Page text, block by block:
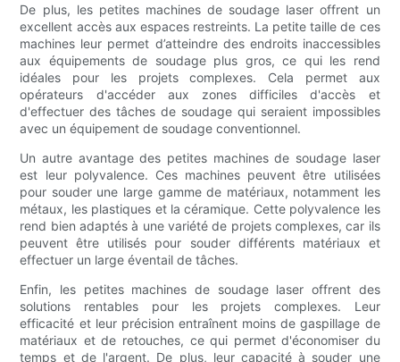
De plus, les petites machines de soudage laser offrent un
excellent accès aux espaces restreints. La petite taille de ces
machines leur permet d’atteindre des endroits inaccessibles
aux équipements de soudage plus gros, ce qui les rend
idéales pour les projets complexes. Cela permet aux
opérateurs d'accéder aux zones difficiles d'accès et
d'effectuer des tâches de soudage qui seraient impossibles
avec un équipement de soudage conventionnel.
Un autre avantage des petites machines de soudage laser
est leur polyvalence. Ces machines peuvent être utilisées
pour souder une large gamme de matériaux, notamment les
métaux, les plastiques et la céramique. Cette polyvalence les
rend bien adaptés à une variété de projets complexes, car ils
peuvent être utilisés pour souder différents matériaux et
effectuer un large éventail de tâches.
Enfin, les petites machines de soudage laser offrent des
solutions rentables pour les projets complexes. Leur
efficacité et leur précision entraînent moins de gaspillage de
matériaux et de retouches, ce qui permet d'économiser du
temps et de l'argent. De plus, leur capacité à souder une